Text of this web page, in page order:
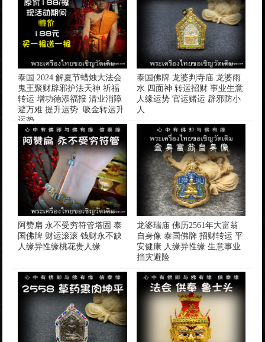
泰国 2024 解夏节蜡烛大法会
鬼王聚财辟邪护法天神 祈福
转运 增功德添福报 清业消障
避万难 提升运势 吸金转运升
运势
泰国佛牌 龙婆判寺庙 龙婆雨
水 四面神 转运招财 事业生意
人缘运势 官运赌运 辟邪防小
人
阿赞扁 永不受穷符管塔固 泰
国佛牌 财运滚滚 钱财永不缺
人缘异性缘桃花贵人缘
龙婆瑞庙 佛历2561年大富翁
自身像 泰国佛牌 招财转运 平
安健康 人缘异性缘 生意事业
挡灾避险